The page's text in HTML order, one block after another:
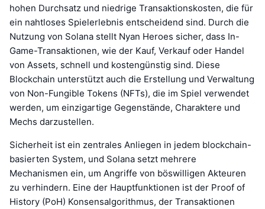
hohen Durchsatz und niedrige Transaktionskosten, die für
ein nahtloses Spielerlebnis entscheidend sind. Durch die
Nutzung von Solana stellt Nyan Heroes sicher, dass In-
Game-Transaktionen, wie der Kauf, Verkauf oder Handel
von Assets, schnell und kostengünstig sind. Diese
Blockchain unterstützt auch die Erstellung und Verwaltung
von Non-Fungible Tokens (NFTs), die im Spiel verwendet
werden, um einzigartige Gegenstände, Charaktere und
Mechs darzustellen.
Sicherheit ist ein zentrales Anliegen in jedem blockchain-
basierten System, und Solana setzt mehrere
Mechanismen ein, um Angriffe von böswilligen Akteuren
zu verhindern. Eine der Hauptfunktionen ist der Proof of
History (PoH) Konsensalgorithmus, der Transaktionen